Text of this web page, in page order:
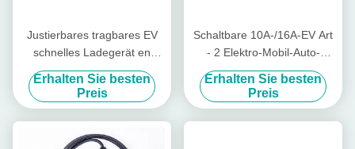
Justierbares tragbares EV
schnelles Ladegerät en
62752 EV Ladegerät 16A
Erhalten Sie besten
Preis
Schaltbare 10A-/16A-EV Art
- 2 Elektro-Mobil-Auto-
Ladegerät des Ladegerät-
EVSE
Erhalten Sie besten
Preis